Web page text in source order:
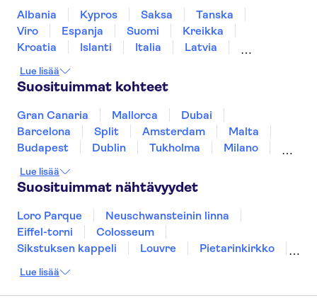
Burj Khalifa
Atlantis The Palm
Dubai Aquarium & Underwater Zoo
Dubai Mall
Dubai Creek
Albania Kypros Saksa
Tanska
Viro
Espanja Suomi
Kreikka
Kroatia
Islanti Italia
Latvia
Portugali
Ruotsi Singapore
Turkki
Lue lisää
Suosituimmat kohteet
Gran Canaria Mallorca
Dubai
Barcelona
Split Amsterdam
Malta
Budapest
Dublin Tukholma
Milano
York
Rovaniemi Tallinna
Riika
Lue lisää
Suosituimmat nähtävyydet
Loro Parque
Neuschwansteinin linna
Eiffel-torni
Colosseum
Sikstuksen kappeli
Louvre
Pietarinkirkko
Moulin Rouge
Lue lisää